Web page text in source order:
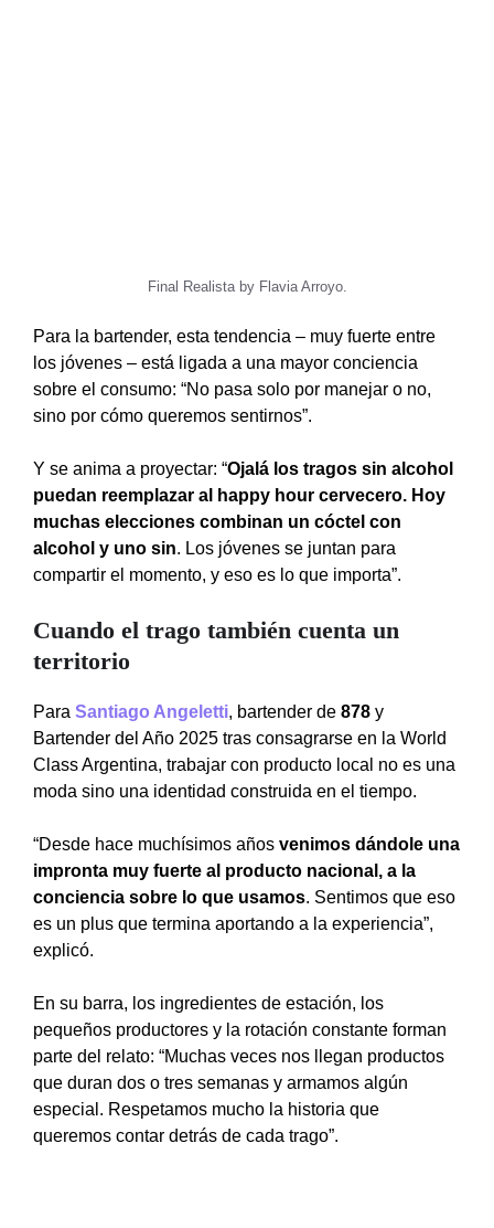
Final Realista by Flavia Arroyo.
Para la bartender, esta tendencia – muy fuerte entre
los jóvenes – está ligada a una mayor conciencia
sobre el consumo: “No pasa solo por manejar o no,
sino por cómo queremos sentirnos”.
Y se anima a proyectar: “Ojalá los tragos sin alcohol
puedan reemplazar al happy hour cervecero. Hoy
muchas elecciones combinan un cóctel con
alcohol y uno sin. Los jóvenes se juntan para
compartir el momento, y eso es lo que importa”.
Cuando el trago también cuenta un
territorio
Para Santiago Angeletti, bartender de 878 y
Bartender del Año 2025 tras consagrarse en la World
Class Argentina, trabajar con producto local no es una
moda sino una identidad construida en el tiempo.
“Desde hace muchísimos años venimos dándole una
impronta muy fuerte al producto nacional, a la
conciencia sobre lo que usamos. Sentimos que eso
es un plus que termina aportando a la experiencia”,
explicó.
En su barra, los ingredientes de estación, los
pequeños productores y la rotación constante forman
parte del relato: “Muchas veces nos llegan productos
que duran dos o tres semanas y armamos algún
especial. Respetamos mucho la historia que
queremos contar detrás de cada trago”.